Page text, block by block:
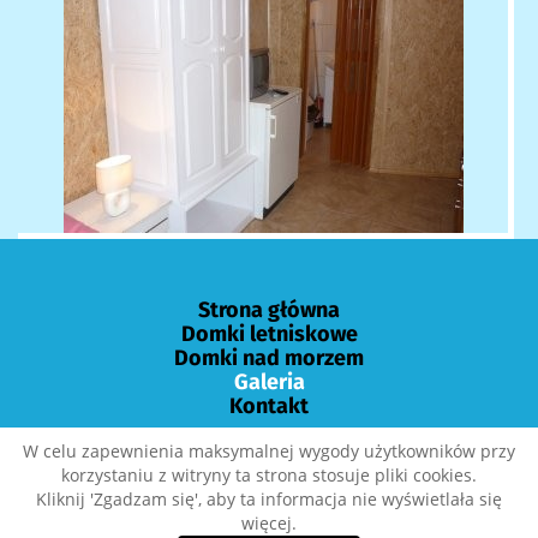
Strona główna
Domki letniskowe
Domki nad morzem
Galeria
Kontakt
Kontakt: T:785 991 07591 386 40 94Mail :
ustasiapobierowo@gmail.com
W celu zapewnienia maksymalnej wygody użytkowników przy
korzystaniu z witryny ta strona stosuje pliki cookies.
Kliknij 'Zgadzam się', aby ta informacja nie wyświetlała się
więcej.